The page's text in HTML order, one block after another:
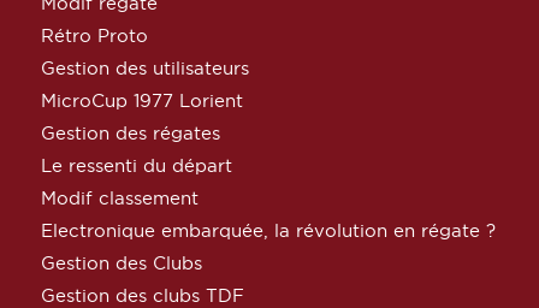
Rétro Proto
Gestion des utilisateurs
MicroCup 1977 Lorient
Gestion des régates
Le ressenti du départ
Modif classement
Electronique embarquée, la révolution en régate ?
Gestion des Clubs
Gestion des clubs TDF